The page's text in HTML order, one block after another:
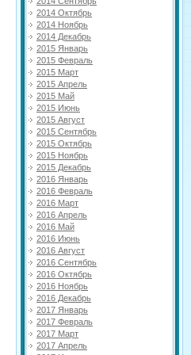
2014 Октябрь
2014 Ноябрь
2014 Декабрь
2015 Январь
2015 Февраль
2015 Март
2015 Апрель
2015 Май
2015 Июнь
2015 Август
2015 Сентябрь
2015 Октябрь
2015 Ноябрь
2015 Декабрь
2016 Январь
2016 Февраль
2016 Март
2016 Апрель
2016 Май
2016 Июнь
2016 Август
2016 Сентябрь
2016 Октябрь
2016 Ноябрь
2016 Декабрь
2017 Январь
2017 Февраль
2017 Март
2017 Апрель